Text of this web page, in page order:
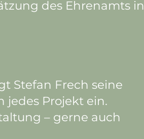
des Ehrenamts in
Stefan Frech seine
jedes Projekt ein.
– gerne auch